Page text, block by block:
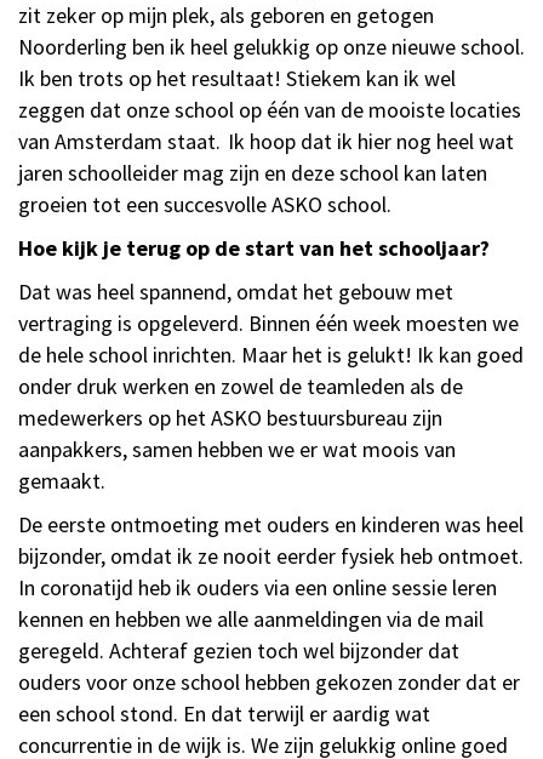
zit zeker op mijn plek, als geboren en getogen
Noorderling ben ik heel gelukkig op onze nieuwe school.
Ik ben trots op het resultaat! Stiekem kan ik wel
zeggen dat onze school op één van de mooiste locaties
van Amsterdam staat. Ik hoop dat ik hier nog heel wat
jaren schoolleider mag zijn en deze school kan laten
groeien tot een succesvolle ASKO school.
Hoe kijk je terug op de start van het schooljaar?
Dat was heel spannend, omdat het gebouw met
vertraging is opgeleverd. Binnen één week moesten we
de hele school inrichten. Maar het is gelukt! Ik kan goed
onder druk werken en zowel de teamleden als de
medewerkers op het ASKO bestuursbureau zijn
aanpakkers, samen hebben we er wat moois van
gemaakt.
De eerste ontmoeting met ouders en kinderen was heel
bijzonder, omdat ik ze nooit eerder fysiek heb ontmoet.
In coronatijd heb ik ouders via een online sessie leren
kennen en hebben we alle aanmeldingen via de mail
geregeld. Achteraf gezien toch wel bijzonder dat
ouders voor onze school hebben gekozen zonder dat er
een school stond. En dat terwijl er aardig wat
concurrentie in de wijk is. We zijn gelukkig online goed